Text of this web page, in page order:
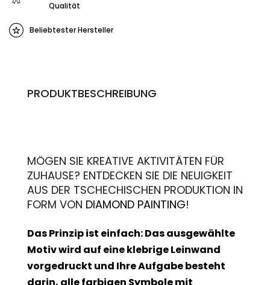
Qualität
Beliebtester Hersteller
PRODUKTBESCHREIBUNG
MÖGEN SIE KREATIVE AKTIVITÄTEN FÜR
ZUHAUSE? ENTDECKEN SIE DIE NEUIGKEIT
AUS DER TSCHECHISCHEN PRODUKTION IN
FORM VON DIAMOND PAINTING!
Das Prinzip ist einfach: Das ausgewählte
Motiv wird auf eine klebrige Leinwand
vorgedruckt und Ihre Aufgabe besteht